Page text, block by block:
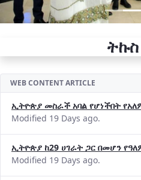
WEB CONTENT ARTICLE
ኢትዮጵያ መስራች አባል የሆነችበት
Modified 19 Days ago.
ኢትዮጵያ ከ29 ሀገራት ጋር በመሆን
Modified 19 Days ago.